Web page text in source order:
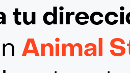
tu
Animal